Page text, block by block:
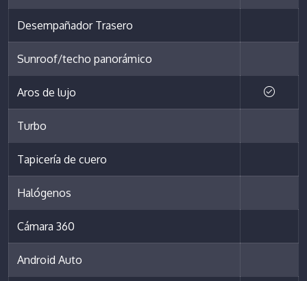
Desempañador Trasero
Sunroof/techo panorámico
Aros de lujo
Turbo
Tapicería de cuero
Halógenos
Cámara 360
Android Auto